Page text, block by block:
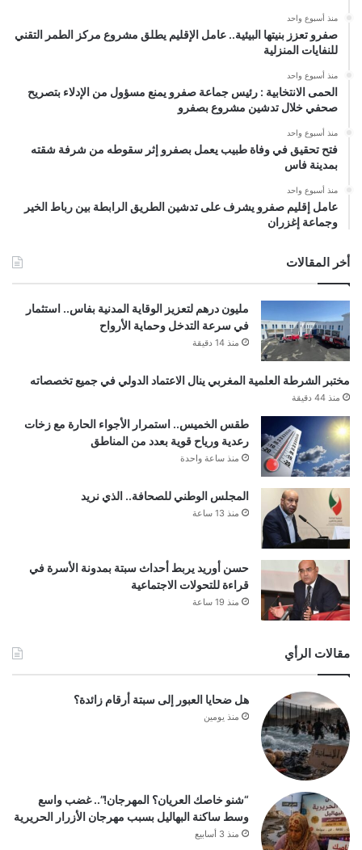
منذ أسبوع واحد
صفرو تعزز بنيتها البيئية.. عامل الإقليم يطلق مشروع مركز الطمر التقني
للنفايات المنزلية
منذ أسبوع واحد
الحمى الانتخابية : رئيس جماعة صفرو يمنع مسؤول من الإدلاء بتصريح
صحفي خلال تدشين مشروع بصفرو
منذ أسبوع واحد
فتح تحقيق في وفاة طبيب يعمل بصفرو إثر سقوطه من شرفة شقته
بمدينة فاس
منذ أسبوع واحد
عامل إقليم صفرو يشرف على تدشين الطريق الرابطة بين رباط الخير
وجماعة إغزران
أخر المقالات
مليون درهم لتعزيز الوقاية المدنية بفاس.. استثمار
في سرعة التدخل وحماية الأرواح
منذ 14 دقيقة
مختبر الشرطة العلمية المغربي ينال الاعتماد الدولي في جميع تخصصاته
منذ 44 دقيقة
طقس الخميس.. استمرار الأجواء الحارة مع زخات
رعدية ورياح قوية بعدد من المناطق
منذ ساعة واحدة
المجلس الوطني للصحافة.. الذي نريد
منذ 13 ساعة
حسن أوريد يربط أحداث سبتة بمدونة الأسرة في
قراءة للتحولات الاجتماعية
منذ 19 ساعة
مقالات الرأي
هل ضحايا العبور إلى سبتة أرقام زائدة؟
منذ يومين
“شنو خاصك العريان؟ المهرجان!”.. غضب واسع
وسط ساكنة البهاليل بسبب مهرجان الأزرار الحريرية
منذ 3 أسابيع